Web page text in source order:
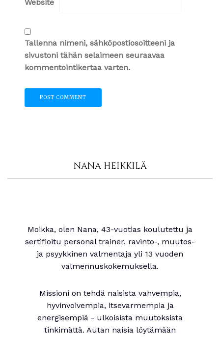
Website
Tallenna nimeni, sähköpostiosoitteeni ja
sivustoni tähän selaimeen seuraavaa
kommentointikertaa varten.
NANA HEIKKILÄ
Moikka, olen Nana, 43-vuotias koulutettu ja
sertifioitu personal trainer, ravinto-, muutos-
ja psyykkinen valmentaja yli 13 vuoden
valmennuskokemuksella.
Missioni on tehdä naisista vahvempia,
hyvinvoivempia, itsevarmempia ja
energisempiä - ulkoisista muutoksista
tinkimättä. Autan naisia löytämään